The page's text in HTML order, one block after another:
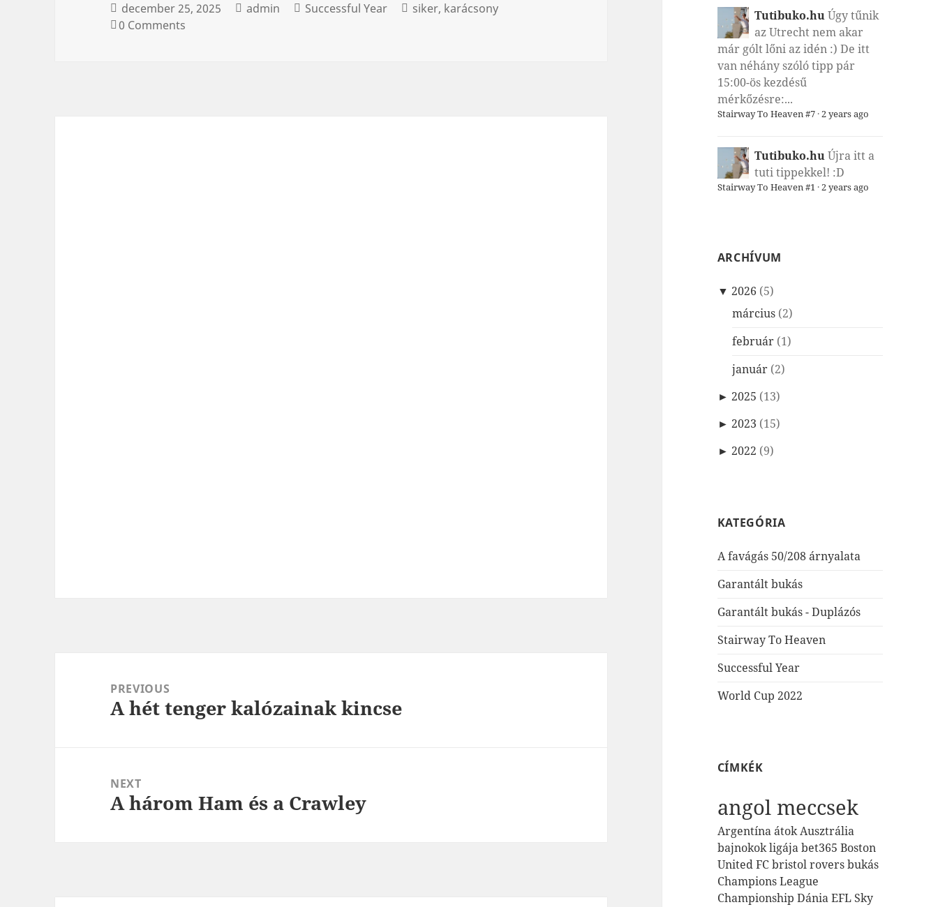
Tutibuko.huÚgy tűnik
az Utrecht nem akar
már gólt lőni az idén :) De itt
van néhány szóló tipp pár
15:00-ös kezdésű
mérkőzésre:...
Stairway To Heaven #7·2 years ago
Tutibuko.huÚjra itt a
tuti tippekkel! :D
Stairway To Heaven #1 ·2 years ago
ARCHÍVUM
▼ 2026 (5)
március (2)
február (1)
január (2)
► 2025 (13)
► 2023 (15)
► 2022 (9)
KATEGÓRIA
A favágás 50/208 árnyalata
Garantált bukás
Garantált bukás - Duplázós
Stairway To Heaven
Successful Year
World Cup 2022
CÍMKÉK
angol meccsek
ArgentínaátokAusztrália
bajnokok ligájabet365 Boston
United FCbristol roversbukás
Champions League
Championship DániaEFL Sky
december 25, 2025 admin Successful Year siker karácsony
0 Comments
navigationPREVIOUS
Previous
A hét tenger kalózainak kincse
NEXT
Next
A három Ham és a Crawley